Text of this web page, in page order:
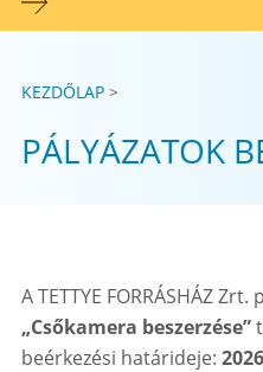
KEZDŐLAP
PÁLYÁZATOK
A TETTYE FORRÁSHÁZ
„Csőkamera beszerzése”
beérkezési határideje: